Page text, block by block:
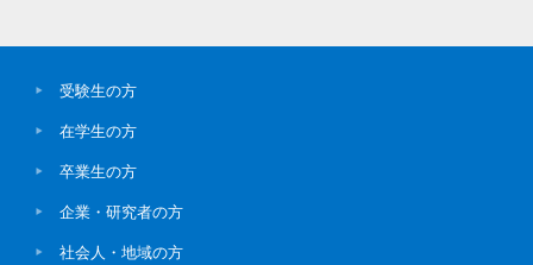
受験生の方
在学生の方
卒業生の方
企業・研究者の方
社会人・地域の方